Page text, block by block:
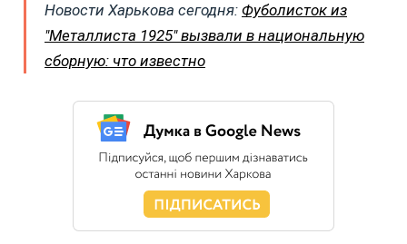
Новости Харькова сегодня: Фуболисток из
"Металлиста 1925" вызвали в национальную
сборную: что известно